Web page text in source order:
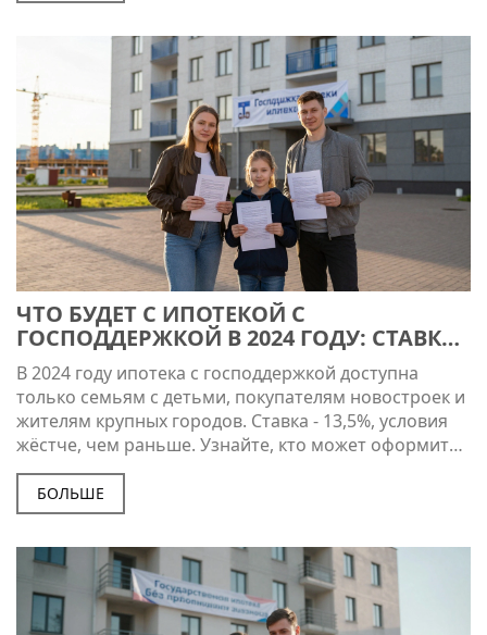
ЧТО БУДЕТ С ИПОТЕКОЙ С
ГОСПОДДЕРЖКОЙ В 2024 ГОДУ: СТАВКИ,
УСЛОВИЯ И КТО СМОЖЕТ ОФОРМИТЬ
В 2024 году ипотека с господдержкой доступна
только семьям с детьми, покупателям новостроек и
жителям крупных городов. Ставка - 13,5%, условия
жёстче, чем раньше. Узнайте, кто может оформить,
какие новостройки подходят и как не потерять
шанс.
БОЛЬШЕ